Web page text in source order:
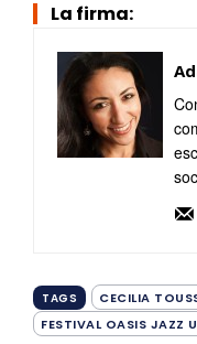
La firma:
TAGS CECILIA
FESTIVAL OASIS JAZZ U